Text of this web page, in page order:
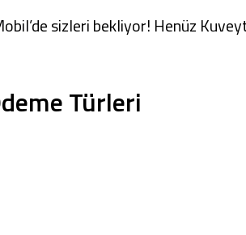
’de sizleri bekliyor! Henüz
Türleri